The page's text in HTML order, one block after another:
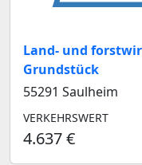
Land- und
Grundstück
55291 Saulheim
VERKEHRSWERT
4.637 €